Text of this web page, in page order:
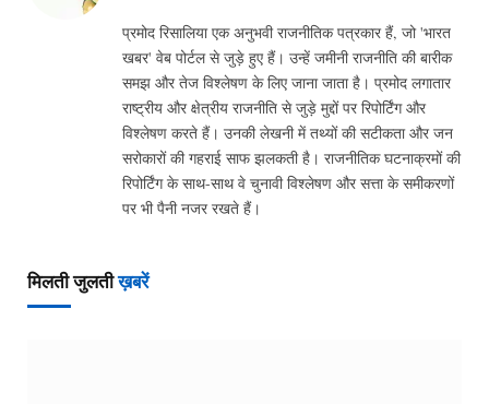
प्रमोद रिसालिया एक अनुभवी राजनीतिक पत्रकार हैं, जो 'भारत
खबर' वेब पोर्टल से जुड़े हुए हैं। उन्हें जमीनी राजनीति की बारीक
समझ और तेज विश्लेषण के लिए जाना जाता है। प्रमोद लगातार
राष्ट्रीय और क्षेत्रीय राजनीति से जुड़े मुद्दों पर रिपोर्टिंग और
विश्लेषण करते हैं। उनकी लेखनी में तथ्यों की सटीकता और जन
सरोकारों की गहराई साफ झलकती है। राजनीतिक घटनाक्रमों की
रिपोर्टिंग के साथ-साथ वे चुनावी विश्लेषण और सत्ता के समीकरणों
पर भी पैनी नजर रखते हैं।
मिलती जुलतीख़बरें